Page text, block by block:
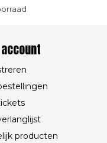
producten